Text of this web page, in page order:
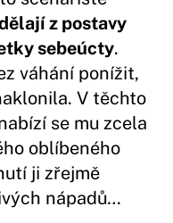
z postavy
sebeúcty.
váhání ponížit,
V těchto
se mu zcela
oblíbeného
ji zřejmě
nápadů…